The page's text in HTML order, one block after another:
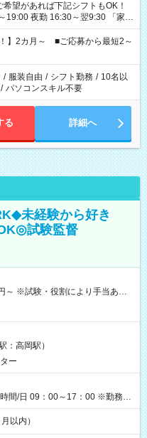
夜勤 16:30～翌9:30 「家族
持って夕飯の準備がしたい」
など、ご希望を教えてください
。 合計で週40時間を超える場
】2カ月～ ■ご応募から最短2～
/ 服装自由 / シフト勤務 / 10名以
/ パソコンスキル不要
る 詳細へ
未経験から好き
試験監督
給（前払い）オプションあ
ら1週間ほどで給与の一部を受け
（休憩1時間） 時給1,300円
※当日の役割により時給＋100
13:30（休憩なし） 時給1,300
収8,400円＋交通費 【試用期
：高岡駅）
ー
間/日 09：00～17：00 ※勤務時
以内）